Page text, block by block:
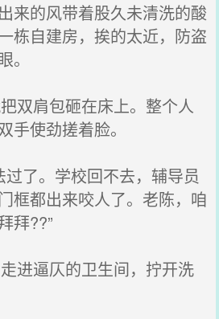
来的风带着股久未清洗的酸
栋自建房，挨的太近，防盗
。
双肩包砸在床上。整个人
手使劲搓着脸。
了。学校回不去，辅导员
框都出来咬人了。老陈，咱
拜??”
进逼仄的卫生间，拧开洗